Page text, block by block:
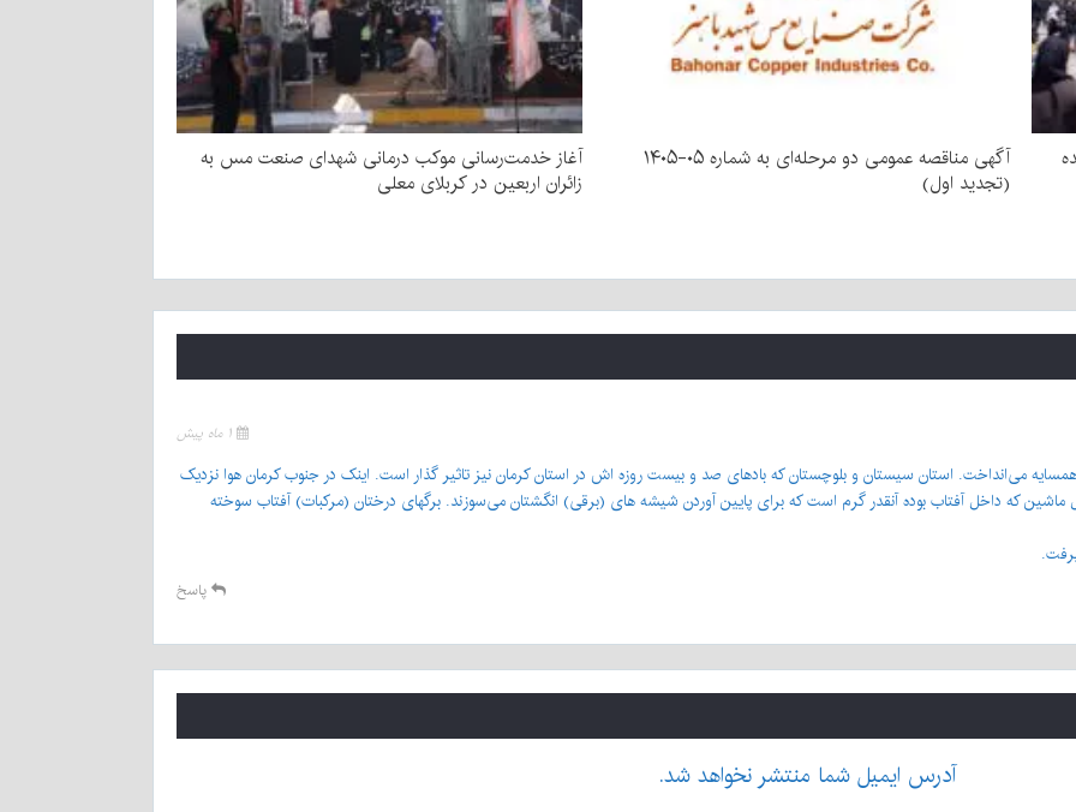
آگهی مناقصه عمومی دو مرحله‌ای به شماره ۰۵-۱۴۰۵
(تجدید اول)
آغاز خدمت‌رسانی موکب درمانی شهدای صنعت مس به
زائران اربعین در کربلای معلی
می‌انداخت. استان سیستان و بلوچستان که بادهای صد و بیست روزه اش در استان کرمان نیز تاثیر گذار است. اینک در جنوب کرمان هوا نزدیک
که داخل آفتاب بوده آنقدر گرم است که برای پایین آوردن شیشه های (برقی) انگشتان می‌سوزند. برگهای درختان (مرکبات) آفتاب سوخته
پاسخ
آدرس ایمیل شما منتشر نخواهد شد.